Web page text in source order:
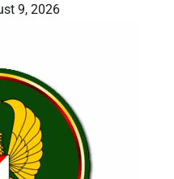
9, 2026